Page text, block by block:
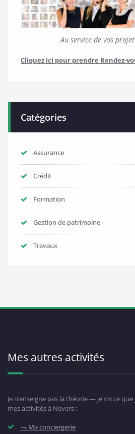
Au service de vos
Cliquez ici pour prendre Rendez-
Catégories
Assurance
Crédit
Formation
Gestion de patrimoine
Travaux
Mes autres activités
Je n’enseigne pas la théorie — je vis ce
mes activités à Nevers :
→ Ma conciergerie